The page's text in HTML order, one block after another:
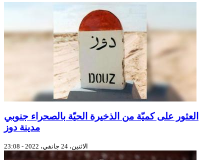
العثور على كميّة من الذخيرة الحيّة بالصحراء جنوبي
مدينة دوز
الاثنين، 24 جانفي، 2022 - 23:08